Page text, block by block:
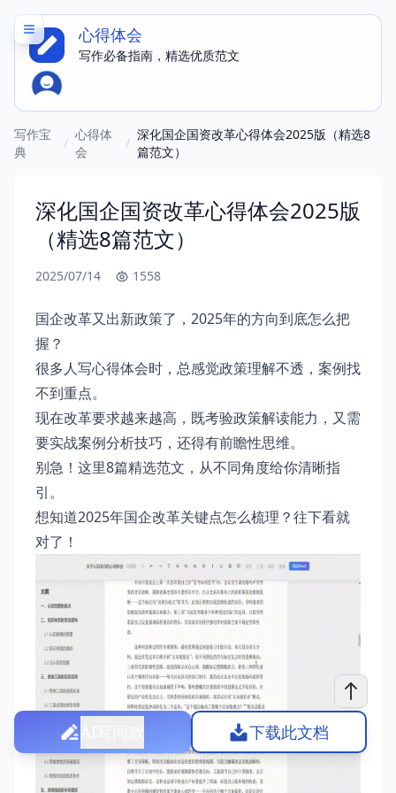
心得体会
写作必备指南，精选优质范文
写作宝
典
/
心得体
会
/
深化国企国资改革心得体会2025版（精选8
篇范文）
深化国企国资改革心得体会2025版
（精选8篇范文）
2025/07/14 1558
国企改革又出新政策了，2025年的方向到底怎么把
握？
很多人写心得体会时，总感觉政策理解不透，案例找
不到重点。
现在改革要求越来越高，既考验政策解读能力，又需
要实战案例分析技巧，还得有前瞻性思维。
别急！这里8篇精选范文，从不同角度给你清晰指
引。
想知道2025年国企改革关键点怎么梳理？往下看就
对了！
下载此文档